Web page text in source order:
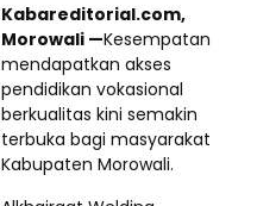
Kabareditorial.com,
Morowali —Kesempatan
mendapatkan akses
pendidikan vokasional
berkualitas kini semakin
terbuka bagi masyarakat
Kabupaten Morowali.